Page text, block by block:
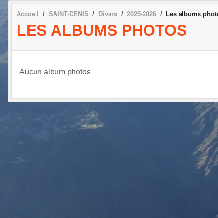
Accueil SAINT-DENIS Divers 2025-2026 Les albums
LES ALBUMS PHOTOS
Aucun album photos